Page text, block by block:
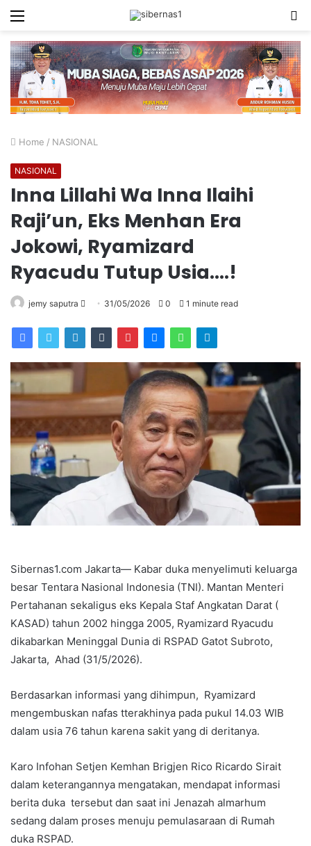
Menu
Home / NASIONAL
NASIONAL
Inna Lillahi Wa Inna Ilaihi
Raji’un, Eks Menhan Era
Jokowi, Ryamizard
Ryacudu Tutup Usia….!
jemy saputra
Send
email
31/05/2026 0 1 minute read
Sibernas1.com Jakarta— Kabar duka menyelimuti keluarga
besar Tentara Nasional Indonesia (TNI). Mantan Menteri
Pertahanan sekaligus eks Kepala Staf Angkatan Darat (
KASAD) tahun 2002 hingga 2005, Ryamizard Ryacudu
dikabarkan Meninggal Dunia di RSPAD Gatot Subroto,
Jakarta, Ahad (31/5/2026).
Berdasarkan informasi yang dihimpun, Ryamizard
mengembuskan nafas tterakhinya pada pukul 14.03 WIB
dalam usia 76 tahun karena sakit yang di deritanya.
Karo Infohan Setjen Kemhan Brigjen Rico Ricardo Sirait
dalam keterangannya mengatakan, mendapat informasi
berita duka tersebut dan saat ini Jenazah almarhum
sedang dalam proses menuju pemulasaraan di Rumah
duka RSPAD.